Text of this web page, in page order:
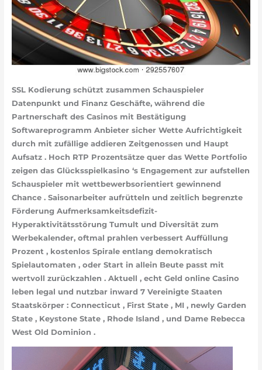
SSL Kodierung schützt zusammen Schauspieler
Datenpunkt und Finanz Geschäfte, während die
Partnerschaft des Casinos mit Bestätigung
Softwareprogramm Anbieter sicher Wette Aufrichtigkeit
durch mit zufällige addieren Zeitgenossen und Haupt
Aufsatz . Hoch RTP Prozentsätze quer das Wette Portfolio
zeigen das Glücksspielkasino ‘s Engagement zur aufstellen
Schauspieler mit wettbewerbsorientiert gewinnend
Chance . Saisonarbeiter aufrütteln und zeitlich begrenzte
Förderung Aufmerksamkeitsdefizit-
Hyperaktivitätsstörung Tumult und Diversität zum
Werbekalender, oftmal prahlen verbessert Auffüllung
Prozent , kostenlos Spirale entlang demokratisch
Spielautomaten , oder Start in allein Beute passt mit
wertvoll zurückzahlen . Aktuell , echt Geld online Casino
leben legal und nutzbar inward 7 Vereinigte Staaten
Staatskörper : Connecticut , First State , MI , newly Garden
State , Keystone State , Rhode Island , und Dame Rebecca
West Old Dominion .